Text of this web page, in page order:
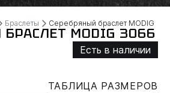
Браслеты Серебряный браслет MODIG
MODIG 3066
Есть в наличии
ТАБЛИЦА РАЗМЕРОВ